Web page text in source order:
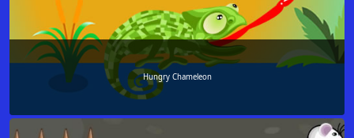
Hungry Chameleon